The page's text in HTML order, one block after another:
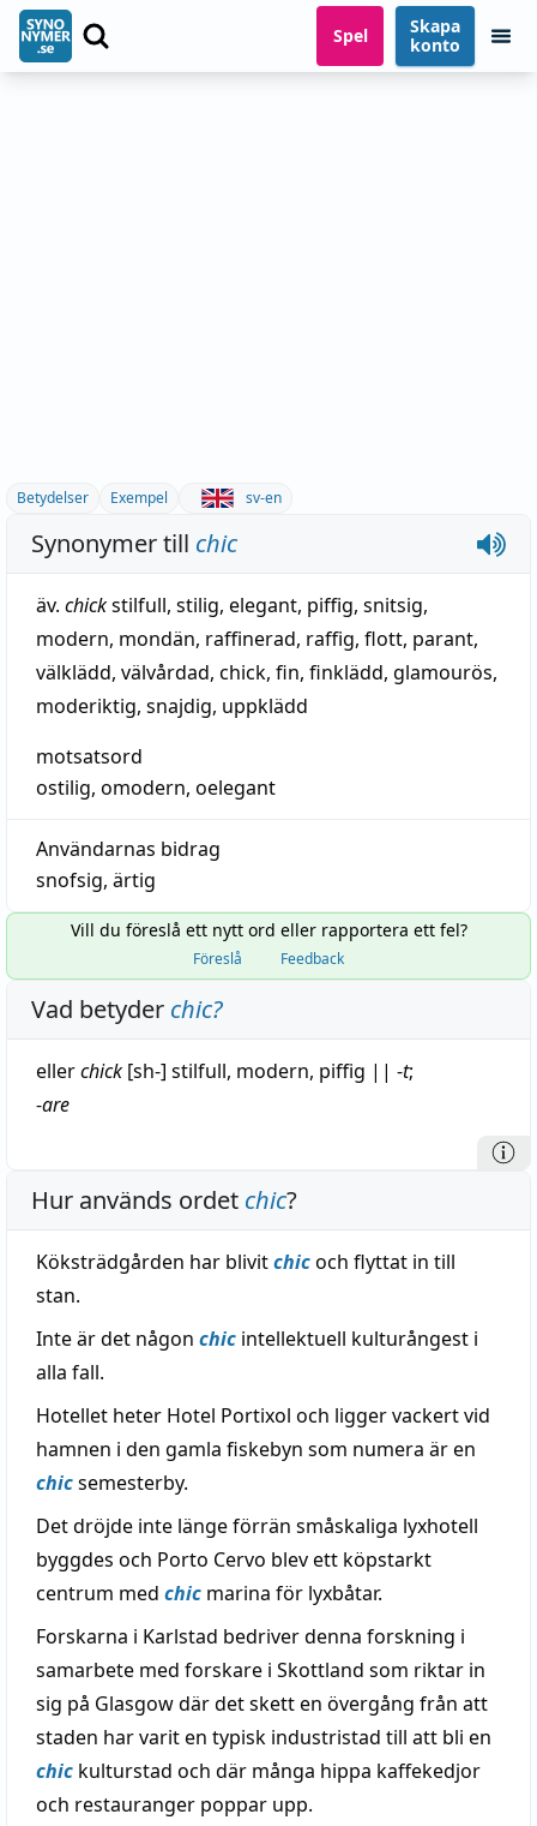
Spel
Skapa
konto
Betydelser Exempel sv-en
Synonymer till chic
äv. chickstilfull, stilig, elegant, piffig, snitsig,
modern, mondän, raffinerad, raffig, flott, parant,
välklädd, välvårdad, chick, fin, finklädd, glamourös,
moderiktig, snajdig, uppklädd
motsatsord
ostilig, omodern, oelegant
Användarnas bidrag
snofsig, ärtig
Vill du föreslå ett nytt ord eller rapportera ett fel?
Föreslå Feedback
Vad betyder chic?
ellerchick [sh-] stilfull, modern, piffig || -t;
-are
Hur används ordet chic?
Köksträdgården har blivitchicoch flyttat in till
stan.
Inte är det någon chic intellektuell kulturångest i
alla fall.
Hotellet heter Hotel Portixol och ligger vackert vid
hamnen i den gamla fiskebyn som numera är en
chicsemesterby.
Det dröjde inte länge förrän småskaliga lyxhotell
byggdes och Porto Cervo blev ett köpstarkt
centrum med chic marina för lyxbåtar.
Forskarna i Karlstad bedriver denna forskning i
samarbete med forskare i Skottland som riktar in
sig på Glasgow där det skett en övergång från att
staden har varit en typisk industristad till att bli en
chic kulturstad och där många hippa kaffekedjor
och restauranger poppar upp.